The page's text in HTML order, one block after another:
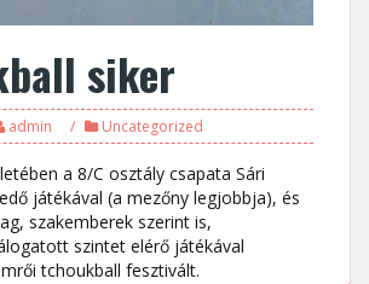
siker
admin Uncategorized
a 8/C osztály csapata Sári
játékával (a mezőny legjobbja), és
szakemberek szerint is,
szintet elérő játékával
tchoukball fesztivált.